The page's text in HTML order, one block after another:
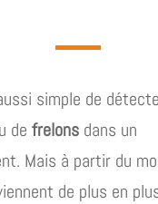
simple de
de frelonsdans un
Mais à partir du
de plus en